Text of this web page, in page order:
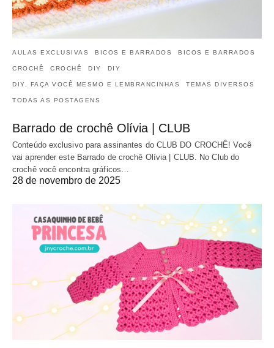
AULAS EXCLUSIVAS BICOS E BARRADOS BICOS E BARRADOS
CROCHÊ CROCHÊ DIY DIY
DIY, FAÇA VOCÊ MESMO E LEMBRANCINHAS TEMAS DIVERSOS
TODAS AS POSTAGENS
Barrado de crochê Olívia | CLUB
Conteúdo exclusivo para assinantes do CLUB DO CROCHÊ! Você
vai aprender este Barrado de crochê Olívia | CLUB. No Club do
crochê você encontra gráficos…
28 de novembro de 2025